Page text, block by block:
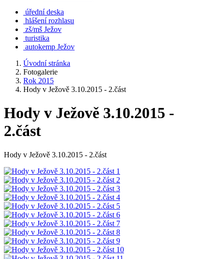
úřední deska
hlášení rozhlasu
zš/mš Ježov
turistika
autokemp Ježov
Úvodní stránka
Fotogalerie
Rok 2015
Hody v Ježově 3.10.2015 - 2.část
Hody v Ježově 3.10.2015 -
2.část
Hody v Ježově 3.10.2015 - 2.část